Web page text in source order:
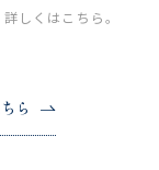
しくはこちら。
ら